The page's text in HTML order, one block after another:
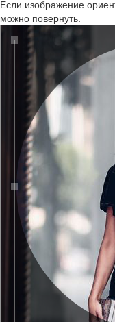
Если изображение
можно повернуть.